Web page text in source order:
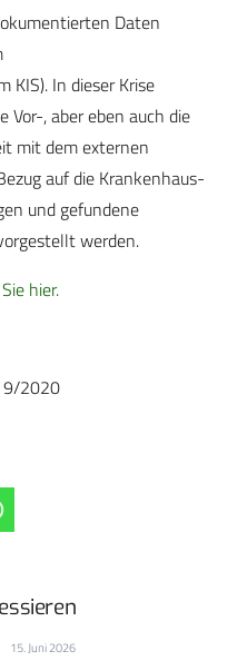
Daten
KIS). In dieser Krise
Vor-, aber eben auch die
mit dem externen
auf die Krankenhaus-
und gefundene
werden.
hier.
9/2020
15. Juni 2026